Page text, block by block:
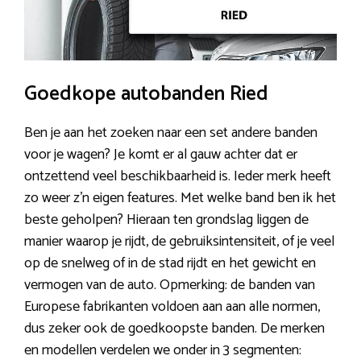
Goedkope autobanden Ried
Ben je aan het zoeken naar een set andere banden
voor je wagen? Je komt er al gauw achter dat er
ontzettend veel beschikbaarheid is. Ieder merk heeft
zo weer z’n eigen features. Met welke band ben ik het
beste geholpen? Hieraan ten grondslag liggen de
manier waarop je rijdt, de gebruiksintensiteit, of je veel
op de snelweg of in de stad rijdt en het gewicht en
vermogen van de auto. Opmerking: de banden van
Europese fabrikanten voldoen aan aan alle normen,
dus zeker ook de goedkoopste banden. De merken
en modellen verdelen we onder in 3 segmenten: